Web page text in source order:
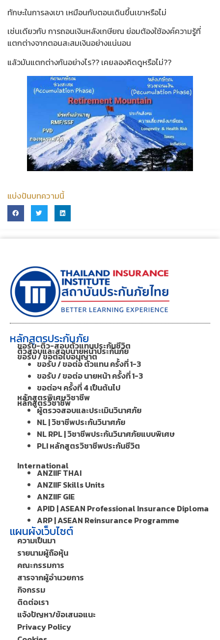
ทักษะในการลงเขา เหมือนกับตอนเดินขึ้นเขาหรือไม่
เช่นเดียวกับ การถอนเงินหลังเกษียณ ย่อมต้องใช้องค์ความรู้ที่
แตกต่างจากตอนสะสมเงินอย่างแน่นอน
แล้วมันแตกต่างกันอย่างไร?? เคยลองคิดดูหรือไม่??
แบ่งปันบทความนี้
หลักสูตรประกันภัย
ขอรับ-ติว-สอบตัวแทนประกันชีวิต
ติวสอบและสอบนายหน้าประกันภัย
ขอรับ / ขอต่อใบอนุญาต
ขอรับ / ขอต่อ ตัวแทน ครั้งที่ 1-3
ขอรับ / ขอต่อ นายหน้า ครั้งที่ 1-3
ขอต่อฯ ครั้งที่ 4 เป็นต้นไป
หลักสูตรพิเศษวิชาชีพ
หลักสูตรวิชาชีพ
ผู้ตรวจสอบและประเมินวินาศภัย
NL | วิชาชีพประกันวินาศภัย
NL RPL | วิชาชีพประกันวินาศภัยแบบพิเศษ
PLI หลักสูตรวิชาชีพประกันชีวิต
International
ANZIIF THAI
ANZIIF Skills Units
ANZIIF GIE
APID | ASEAN Professional Insurance Diploma
ARP | ASEAN Reinsurance Programme
แผนผังเว็บไซต์
ความเป็นมา
รายนามผู้ถือหุ้น
คณะกรรมการ
สารจากผู้อำนวยการ
กิจกรรม
ติดต่อเรา
แจ้งปัญหา/ข้อเสนอแนะ
Privacy Policy